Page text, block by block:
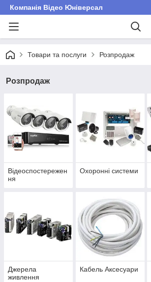
Компанія Відео Юніверсал
Товари та послуги Розпродаж
Розпродаж
Відеоспостережен
ня
Охоронні системи
Джерела
живлення
Кабель Аксесуари